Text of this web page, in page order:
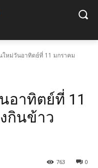
ใหม่วันอาทิตย์ที่ 11 มกราคม
อาทิตย์ที่ 11
กินข้าว
0
763